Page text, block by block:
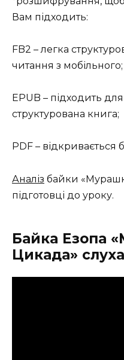
Вам підходить:
FB2 – легка
читання з мобільного;
EPUB – підходить для
структурована книга;
PDF –
Аналіз байки
підготовці до уроку.
Байка Езопа
Цикада»